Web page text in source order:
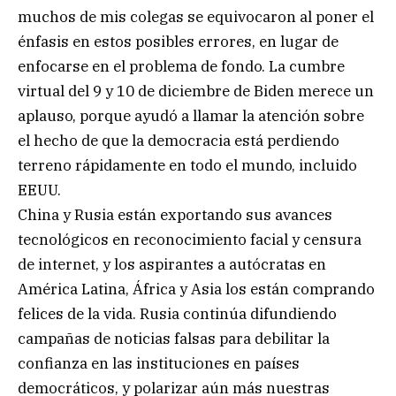
muchos de mis colegas se equivocaron al poner el
énfasis en estos posibles errores, en lugar de
enfocarse en el problema de fondo. La cumbre
virtual del 9 y 10 de diciembre de Biden merece un
aplauso, porque ayudó a llamar la atención sobre
el hecho de que la democracia está perdiendo
terreno rápidamente en todo el mundo, incluido
EEUU.
China y Rusia están exportando sus avances
tecnológicos en reconocimiento facial y censura
de internet, y los aspirantes a autócratas en
América Latina, África y Asia los están comprando
felices de la vida. Rusia continúa difundiendo
campañas de noticias falsas para debilitar la
confianza en las instituciones en países
democráticos, y polarizar aún más nuestras